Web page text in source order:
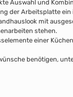
Auswahl und
der Arbeitsplatteein
mit
stehen.
einer
benötigen,